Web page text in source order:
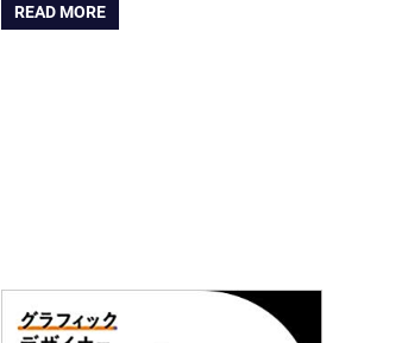
READ MORE